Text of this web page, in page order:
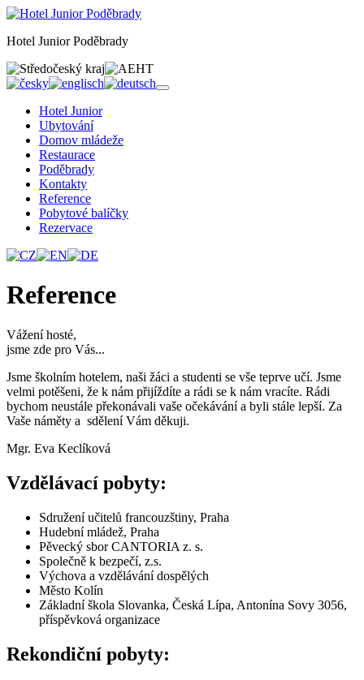
Hotel Junior Poděbrady
Hotel Junior
Ubytování
Domov mládeže
Restaurace
Poděbrady
Kontakty
Reference
Pobytové balíčky
Rezervace
Reference
Vážení hosté,
jsme zde pro Vás...
Jsme školním hotelem, naši žáci a studenti se vše teprve učí. Jsme
velmi potěšeni, že k nám přijíždíte a rádi se k nám vracíte. Rádi
bychom neustále překonávali vaše očekávání a byli stále lepší. Za
Vaše náměty a sdělení Vám děkuji.
Mgr. Eva Keclíková
Vzdělávací pobyty:
Sdružení učitelů francouzštiny, Praha
Hudební mládež, Praha
Pěvecký sbor CANTORIA z. s.
Společně k bezpečí, z.s.
Výchova a vzdělávání dospělých
Město Kolín
Základní škola Slovanka, Česká Lípa, Antonína Sovy 3056,
příspěvková organizace
Rekondiční pobyty: